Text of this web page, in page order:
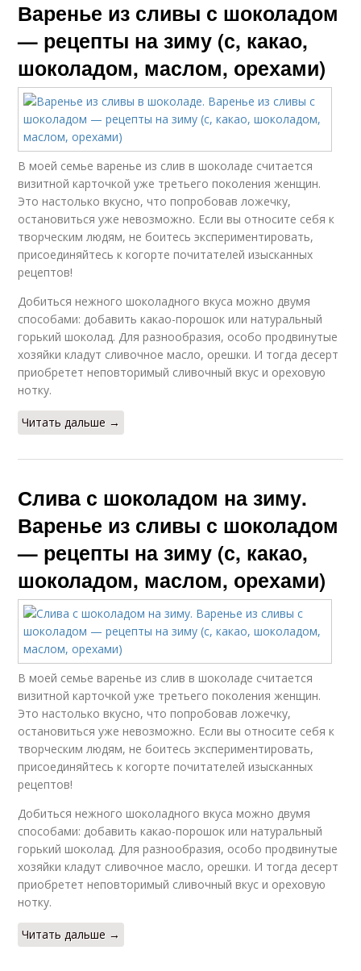
Варенье из сливы с шоколадом
— рецепты на зиму (с, какао,
шоколадом, маслом, орехами)
В моей семье варенье из слив в шоколаде считается
визитной карточкой уже третьего поколения женщин.
Это настолько вкусно, что попробовав ложечку,
остановиться уже невозможно. Если вы относите себя к
творческим людям, не боитесь экспериментировать,
присоединяйтесь к когорте почитателей изысканных
рецептов!
Добиться нежного шоколадного вкуса можно двумя
способами: добавить какао-порошок или натуральный
горький шоколад. Для разнообразия, особо продвинутые
хозяйки кладут сливочное масло, орешки. И тогда десерт
приобретет неповторимый сливочный вкус и ореховую
нотку.
Читать дальше →
Слива с шоколадом на зиму.
Варенье из сливы с шоколадом
— рецепты на зиму (с, какао,
шоколадом, маслом, орехами)
В моей семье варенье из слив в шоколаде считается
визитной карточкой уже третьего поколения женщин.
Это настолько вкусно, что попробовав ложечку,
остановиться уже невозможно. Если вы относите себя к
творческим людям, не боитесь экспериментировать,
присоединяйтесь к когорте почитателей изысканных
рецептов!
Добиться нежного шоколадного вкуса можно двумя
способами: добавить какао-порошок или натуральный
горький шоколад. Для разнообразия, особо продвинутые
хозяйки кладут сливочное масло, орешки. И тогда десерт
приобретет неповторимый сливочный вкус и ореховую
нотку.
Читать дальше →